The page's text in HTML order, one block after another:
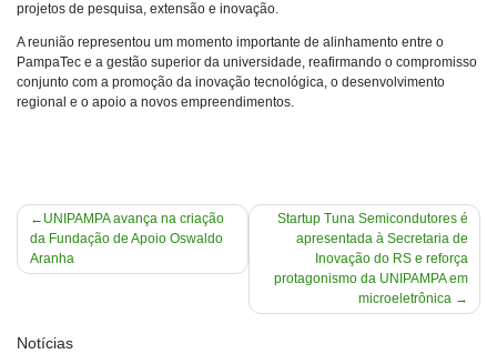
projetos de pesquisa, extensão e inovação.
A reunião representou um momento importante de alinhamento entre o
PampaTec e a gestão superior da universidade, reafirmando o compromisso
conjunto com a promoção da inovação tecnológica, o desenvolvimento
regional e o apoio a novos empreendimentos.
Navegação
de
Post
UNIPAMPA avança na criação
da Fundação de Apoio Oswaldo
Aranha
Startup Tuna Semicondutores é
apresentada à Secretaria de
Inovação do RS e reforça
protagonismo da UNIPAMPA em
microeletrônica
Notícias